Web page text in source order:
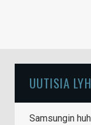
UUTISIA
Samsungin